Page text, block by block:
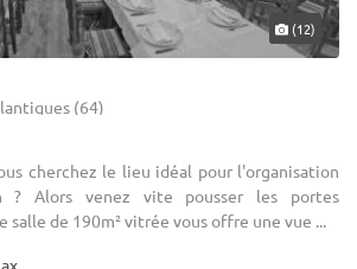
(12)
(64)
cherchez le lieu idéal pour l'organisation
? Alors venez vite pousser les portes
salle de 190m² vitrée vous offre une vue ...